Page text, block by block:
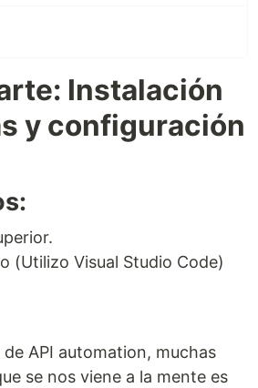
Instalación
y configuración
(Utilizo Visual Studio Code)
API automation, muchas
se nos viene a la mente es